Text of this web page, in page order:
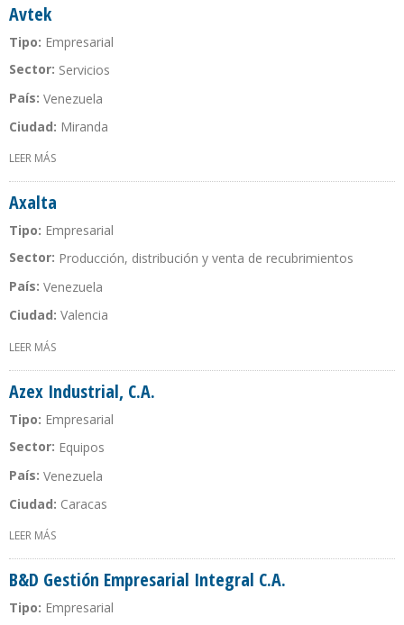
Avtek
Tipo: Empresarial
Sector: Servicios
País: Venezuela
Ciudad: Miranda
LEER MÁS
Axalta
Tipo: Empresarial
Sector: Producción, distribución y venta de recubrimientos
País: Venezuela
Ciudad: Valencia
LEER MÁS
Azex Industrial, C.A.
Tipo: Empresarial
Sector: Equipos
País: Venezuela
Ciudad: Caracas
LEER MÁS
B&D Gestión Empresarial Integral C.A.
Tipo: Empresarial